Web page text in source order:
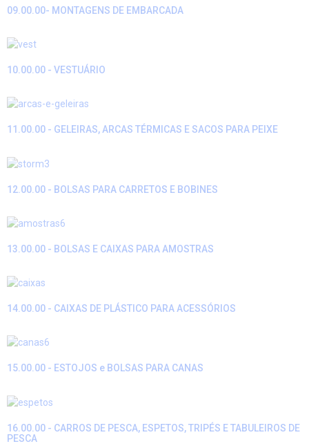
09.00.00- MONTAGENS DE EMBARCADA
10.00.00 - VESTUÁRIO
11.00.00 - GELEIRAS, ARCAS TÉRMICAS E SACOS PARA PEIXE
12.00.00 - BOLSAS PARA CARRETOS E BOBINES
13.00.00 - BOLSAS E CAIXAS PARA AMOSTRAS
14.00.00 - CAIXAS DE PLÁSTICO PARA ACESSÓRIOS
15.00.00 - ESTOJOS e BOLSAS PARA CANAS
16.00.00 - CARROS DE PESCA, ESPETOS, TRIPÉS E TABULEIROS DE
PESCA